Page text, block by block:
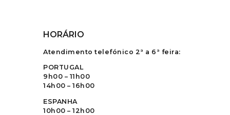
HORÁRIO
Atendimento telefónico 2ª a 6ª feira:
PORTUGAL
9h00 – 11h00
14h00 – 16h00
ESPANHA
10h00 – 12h00